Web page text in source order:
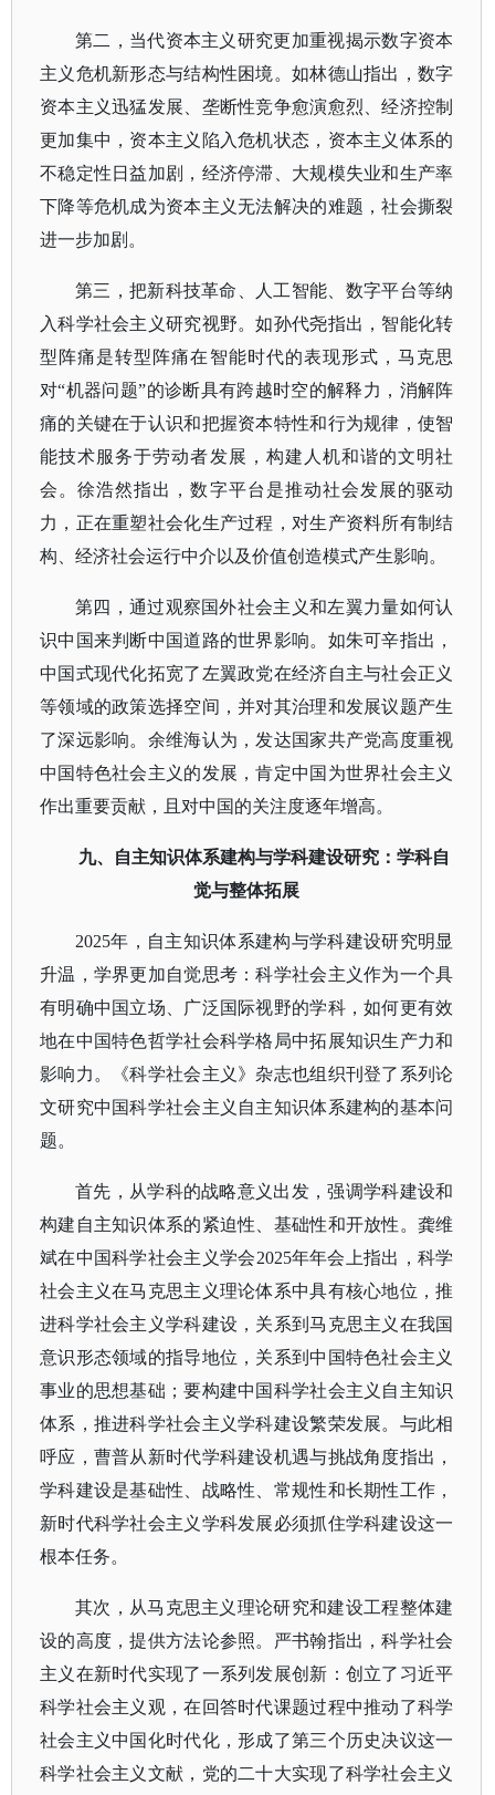
第二，当代资本主义研究更加重视揭示数字资本
主义危机新形态与结构性困境。如林德山指出，数字
资本主义迅猛发展、垄断性竞争愈演愈烈、经济控制
更加集中，资本主义陷入危机状态，资本主义体系的
不稳定性日益加剧，经济停滞、大规模失业和生产率
下降等危机成为资本主义无法解决的难题，社会撕裂
进一步加剧。
第三，把新科技革命、人工智能、数字平台等纳
入科学社会主义研究视野。如孙代尧指出，智能化转
型阵痛是转型阵痛在智能时代的表现形式，马克思
对“机器问题”的诊断具有跨越时空的解释力，消解阵
痛的关键在于认识和把握资本特性和行为规律，使智
能技术服务于劳动者发展，构建人机和谐的文明社
会。徐浩然指出，数字平台是推动社会发展的驱动
力，正在重塑社会化生产过程，对生产资料所有制结
构、经济社会运行中介以及价值创造模式产生影响。
第四，通过观察国外社会主义和左翼力量如何认
识中国来判断中国道路的世界影响。如朱可辛指出，
中国式现代化拓宽了左翼政党在经济自主与社会正义
等领域的政策选择空间，并对其治理和发展议题产生
了深远影响。余维海认为，发达国家共产党高度重视
中国特色社会主义的发展，肯定中国为世界社会主义
作出重要贡献，且对中国的关注度逐年增高。
九、自主知识体系建构与学科建设研究：学科自
觉与整体拓展
2025年，自主知识体系建构与学科建设研究明显
升温，学界更加自觉思考：科学社会主义作为一个具
有明确中国立场、广泛国际视野的学科，如何更有效
地在中国特色哲学社会科学格局中拓展知识生产力和
影响力。《科学社会主义》杂志也组织刊登了系列论
文研究中国科学社会主义自主知识体系建构的基本问
题。
首先，从学科的战略意义出发，强调学科建设和
构建自主知识体系的紧迫性、基础性和开放性。龚维
斌在中国科学社会主义学会2025年年会上指出，科学
社会主义在马克思主义理论体系中具有核心地位，推
进科学社会主义学科建设，关系到马克思主义在我国
意识形态领域的指导地位，关系到中国特色社会主义
事业的思想基础；要构建中国科学社会主义自主知识
体系，推进科学社会主义学科建设繁荣发展。与此相
呼应，曹普从新时代学科建设机遇与挑战角度指出，
学科建设是基础性、战略性、常规性和长期性工作，
新时代科学社会主义学科发展必须抓住学科建设这一
根本任务。
其次，从马克思主义理论研究和建设工程整体建
设的高度，提供方法论参照。严书翰指出，科学社会
主义在新时代实现了一系列发展创新：创立了习近平
科学社会主义观，在回答时代课题过程中推动了科学
社会主义中国化时代化，形成了第三个历史决议这一
科学社会主义文献，党的二十大实现了科学社会主义